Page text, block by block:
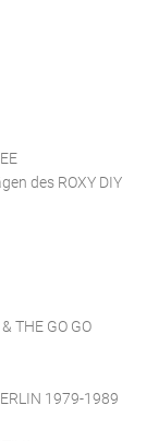
des ROXY DIY
THE GO GO
1979-1989